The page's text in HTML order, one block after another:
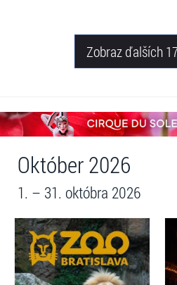
Zobraz ďalších
Október 2026
1. – 31. októbra 2026